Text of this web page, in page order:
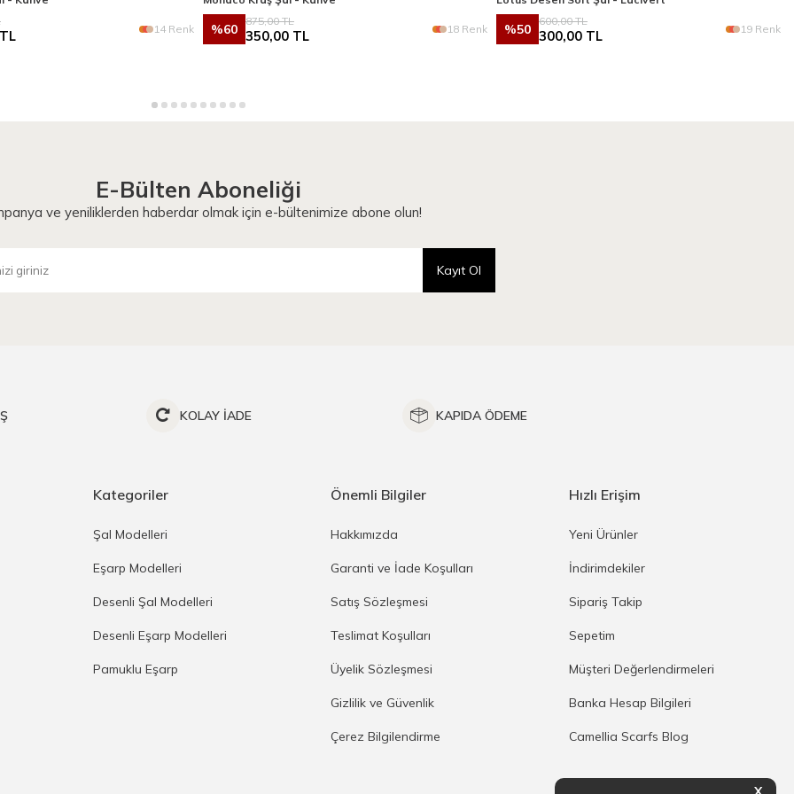
TL 14 Renk %60
875,00TL
350,00 TL 18 Renk %50
600,00TL
300,00 TL 19 Renk
E-Bülten Aboneliği
ve yeniliklerden haberdar olmak için e-bültenimize abone olun!
Kayıt Ol
KOLAY İADE KAPIDA ÖDEME
Kategoriler
Şal Modelleri
Eşarp Modelleri
Desenli Şal Modelleri
Desenli Eşarp Modelleri
Pamuklu Eşarp
Önemli Bilgiler
Hakkımızda
Garanti ve İade Koşulları
Satış Sözleşmesi
Teslimat Koşulları
Üyelik Sözleşmesi
Gizlilik ve Güvenlik
Çerez Bilgilendirme
Hızlı Erişim
Yeni Ürünler
İndirimdekiler
Sipariş Takip
Sepetim
Müşteri Değerlendirmeleri
Banka Hesap Bilgileri
Camellia Scarfs Blog